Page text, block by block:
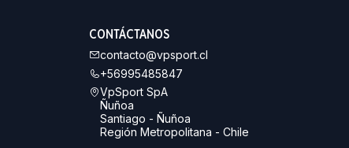
CONTÁCTANOS
contacto@vpsport.cl
+56995485847
VpSport SpA
Ñuñoa
Santiago - Ñuñoa
Región Metropolitana - Chile